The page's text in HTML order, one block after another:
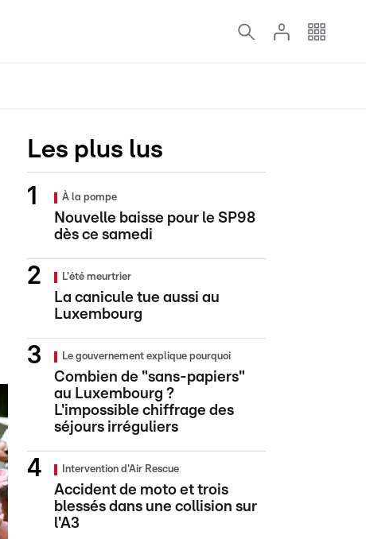
Les plus lus
À la pompe
Nouvelle baisse pour le SP98
dès ce samedi
L'été meurtrier
La canicule tue aussi au
Luxembourg
Le gouvernement explique pourquoi
Combien de "sans-papiers"
au Luxembourg ?
L'impossible chiffrage des
séjours irréguliers
Intervention d'Air Rescue
Accident de moto et trois
blessés dans une collision sur
l'A3